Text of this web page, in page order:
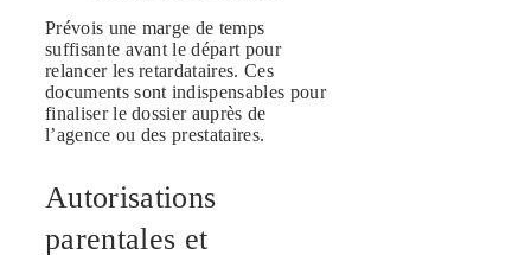
Prévois une marge de temps
suffisante avant le départ pour
relancer les retardataires. Ces
documents sont indispensables pour
finaliser le dossier auprès de
l’agence ou des prestataires.
Autorisations
parentales et